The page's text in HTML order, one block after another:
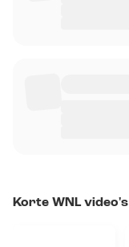
Korte WNL video's